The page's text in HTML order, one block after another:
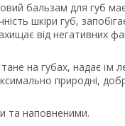
бальзам для губ
шкіри губ,
від негативних
на губах, надає їм
природні,
та наповненими.